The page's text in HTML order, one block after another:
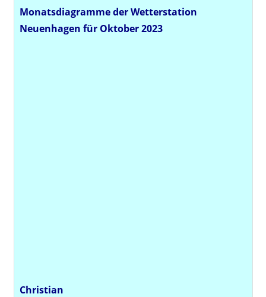
Monatsdiagramme der Wetterstation
Neuenhagen für Oktober 2023
Christian